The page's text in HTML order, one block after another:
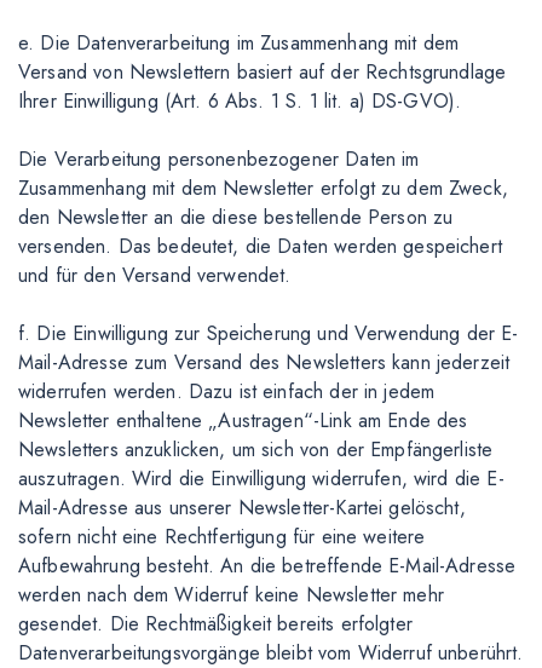
e. Die Datenverarbeitung im Zusammenhang mit dem
Versand von Newslettern basiert auf der Rechtsgrundlage
Ihrer Einwilligung (Art. 6 Abs. 1 S. 1 lit. a) DS-GVO).
Die Verarbeitung personenbezogener Daten im
Zusammenhang mit dem Newsletter erfolgt zu dem Zweck,
den Newsletter an die diese bestellende Person zu
versenden. Das bedeutet, die Daten werden gespeichert
und für den Versand verwendet.
f. Die Einwilligung zur Speicherung und Verwendung der E-
Mail-Adresse zum Versand des Newsletters kann jederzeit
widerrufen werden. Dazu ist einfach der in jedem
Newsletter enthaltene „Austragen“-Link am Ende des
Newsletters anzuklicken, um sich von der Empfängerliste
auszutragen. Wird die Einwilligung widerrufen, wird die E-
Mail-Adresse aus unserer Newsletter-Kartei gelöscht,
sofern nicht eine Rechtfertigung für eine weitere
Aufbewahrung besteht. An die betreffende E-Mail-Adresse
werden nach dem Widerruf keine Newsletter mehr
gesendet. Die Rechtmäßigkeit bereits erfolgter
Datenverarbeitungsvorgänge bleibt vom Widerruf unberührt.